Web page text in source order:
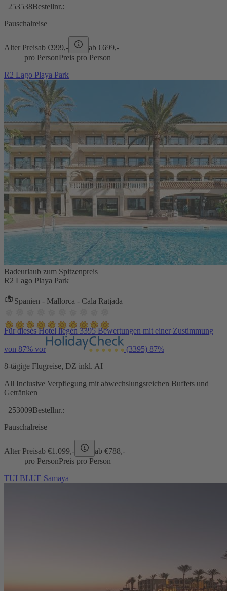
253538Bestellnr.:
Pauschalreise
Alter Preisab €999,- ab €699,-
pro PersonPreis pro Person
R2 Lago Playa Park
Badeurlaub zum Spitzenpreis
R2 Lago Playa Park
Spanien - Mallorca - Cala Ratjada
Für dieses Hotel liegen 3395 Bewertungen mit einer Zustimmung
von 87% vor (3395) 87%
8-tägige Flugreise, DZ inkl. AI
All Inclusive Verpflegung mit abwechslungsreichen Buffets und
Getränken
253009Bestellnr.:
Pauschalreise
Alter Preisab €1.099,- ab €788,-
pro PersonPreis pro Person
TUI BLUE Samaya